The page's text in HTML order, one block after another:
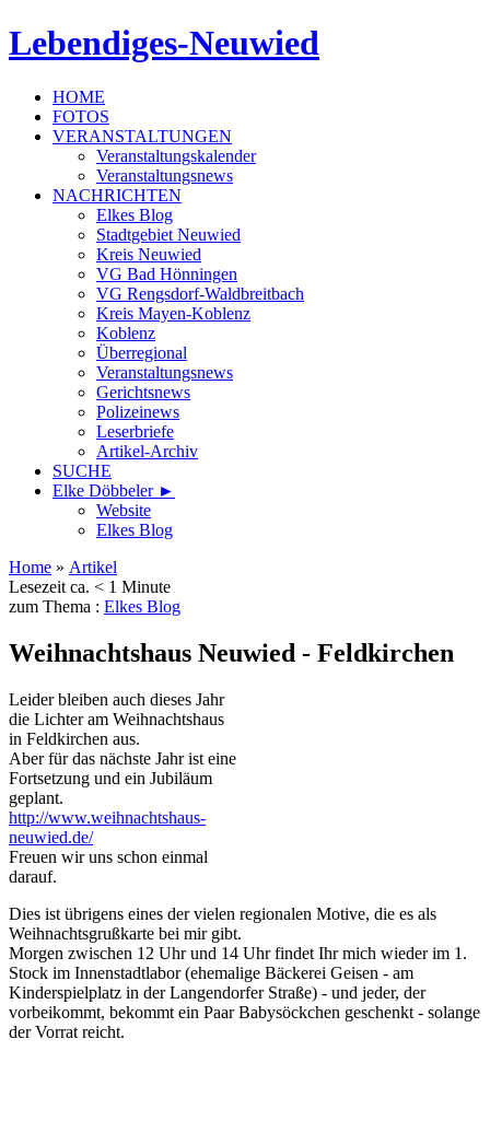
Lebendiges-Neuwied
HOME
FOTOS
VERANSTALTUNGEN
Veranstaltungskalender
Veranstaltungsnews
NACHRICHTEN
Elkes Blog
Stadtgebiet Neuwied
Kreis Neuwied
VG Bad Hönningen
VG Rengsdorf-Waldbreitbach
Kreis Mayen-Koblenz
Koblenz
Überregional
Veranstaltungsnews
Gerichtsnews
Polizeinews
Leserbriefe
Artikel-Archiv
SUCHE
Elke Döbbeler ►
Website
Elkes Blog
Home » Artikel
Lesezeit ca. < 1 Minute
zum Thema : Elkes Blog
Weihnachtshaus Neuwied - Feldkirchen
Leider bleiben auch dieses Jahr
die Lichter am Weihnachtshaus
in Feldkirchen aus.
Aber für das nächste Jahr ist eine
Fortsetzung und ein Jubiläum
http://www.weihnachtshaus-
neuwied.de/
Freuen wir uns schon einmal
darauf.
Dies ist übrigens eines der vielen regionalen Motive, die es als
Weihnachtsgrußkarte bei mir gibt.
Morgen zwischen 12 Uhr und 14 Uhr findet Ihr mich wieder im 1.
Stock im Innenstadtlabor (ehemalige Bäckerei Geisen - am
Kinderspielplatz in der Langendorfer Straße) - und jeder, der
vorbeikommt, bekommt ein Paar Babysöckchen geschenkt - solange
der Vorrat reicht.